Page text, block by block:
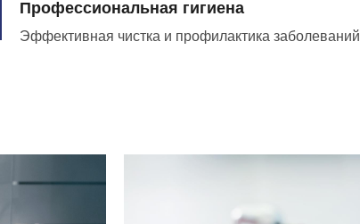
Профессиональная гигиена
Эффективная чистка и профилактика заболеваний